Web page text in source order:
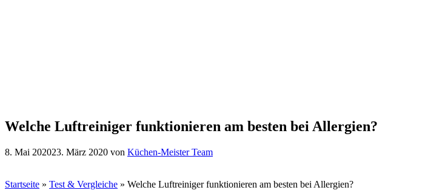
Welche Luftreiniger funktionieren am besten bei Allergien?
8. Mai 202023. März 2020 von Küchen-Meister Team
Startseite » Test & Vergleiche » Welche Luftreiniger funktionieren am besten bei Allergien?